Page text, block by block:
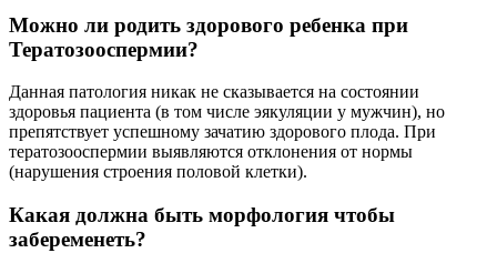
Можно ли родить здорового ребенка при
Тератозооспермии?
Данная патология никак не сказывается на состоянии
здоровья пациента (в том числе эякуляции у мужчин), но
препятствует успешному зачатию здорового плода. При
тератозооспермии выявляются отклонения от нормы
(нарушения строения половой клетки).
Какая должна быть морфология чтобы
забеременеть?